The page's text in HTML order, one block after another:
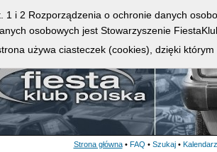
Strona główna • FAQ • Szukaj • Kalendarz
1 i 2 Rozporządzenia o ochronie danych
osobowych jest Stowarzyszenie
używa ciasteczek (cookies), dzięki